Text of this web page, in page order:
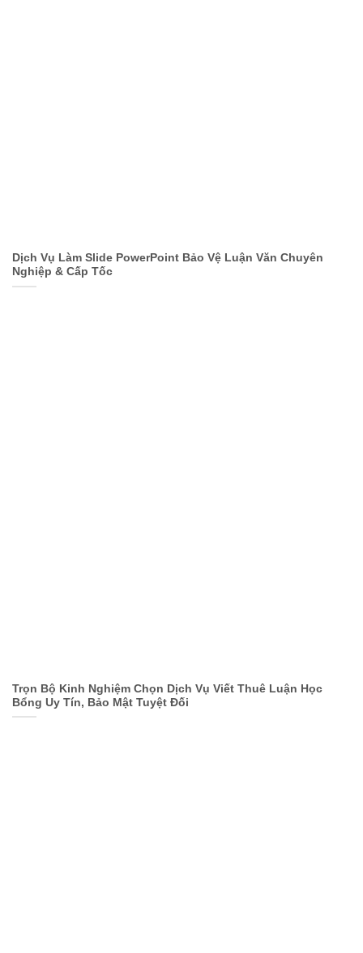
Dịch Vụ Làm Slide PowerPoint Bảo Vệ Luận Văn Chuyên
Nghiệp & Cấp Tốc
Trọn Bộ Kinh Nghiệm Chọn Dịch Vụ Viết Thuê Luận Học
Bổng Uy Tín, Bảo Mật Tuyệt Đối